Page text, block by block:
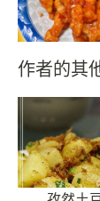
作者的其